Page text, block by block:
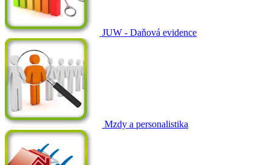
JUW - Daňová evidence
Mzdy a personalistika